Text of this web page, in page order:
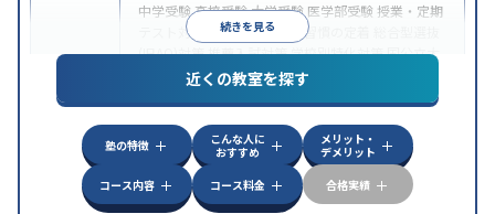
続きを見る
中学受験高校受験大学受験 医学部受験 授業・定期
テスト対策
内申点対策 学習習慣の定着
(旧AO)対策推薦入試対策学校別特化対策国公立大
私大対策共通テスト対策
英語・英会話特化
特徴
中高一貫校生に対応授業の振替可能 不登校生に対
オンライン対応 1科目から受講可能季節講習の
みの受講可
自習室あり
近くの教室を探す
塾の特徴
こんな人に
おすすめ
メリット・
デメリット
コース内容
コース料金 合格実績